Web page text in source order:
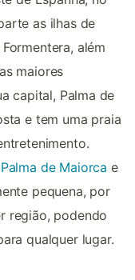
as ilhas de
além
maiores
capital, Palma de
e tem uma praia
de Maiorca e
pequena, por
região, podendo
qualquer lugar.